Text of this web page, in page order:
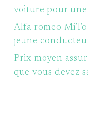
voiture pour une
Alfa romeo
jeune
Prix moyen
que vous devez